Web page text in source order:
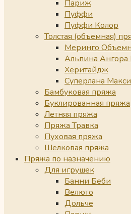
Париж
Пуффи
Пуффи Колор
Толстая (объемная)
Меринго
Альпина
Херитайдж
Суперлана Макси
Бамбуковая пряжа
Буклированная пряжа
Летняя пряжа
Пряжа Травка
Пуховая пряжа
Шелковая пряжа
Пряжа по назначению
Для игрушек
Банни Беби
Велюто
Дольче